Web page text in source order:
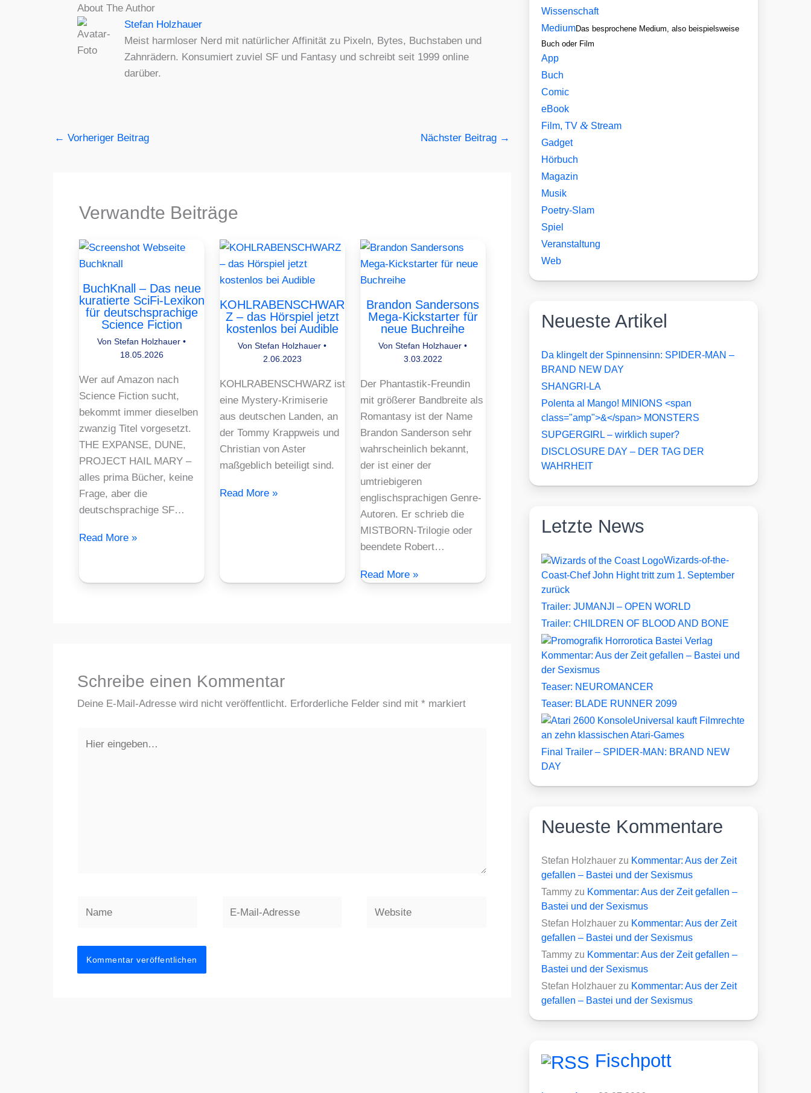
About The Author
Stefan Holzhauer
Meist harmloser Nerd mit natürlicher Affinität zu Pixeln, Bytes, Buchstaben und
Zahnrädern. Konsumiert zuviel SF und Fantasy und schreibt seit 1999 online
darüber.
← Vorheriger Beitrag Nächster Beitrag →
Verwandte Beiträge
BuchKnall – Das neue
kuratierte SciFi-Lexikon
für deutschsprachige
Science Fiction
VonStefan Holzhauer•
18.05.2026
Wer auf Amazon nach
Science Fiction sucht,
bekommt immer dieselben
zwanzig Titel vorgesetzt.
THE EXPANSE, DUNE,
PROJECT HAIL MARY –
alles prima Bücher, keine
Frage, aber die
deutschsprachige SF…
Read More »
KOHLRABENSCHWAR
Z – das Hörspiel jetzt
kostenlos bei Audible
VonStefan Holzhauer•
2.06.2023
KOHLRABENSCHWARZ ist
eine Mystery-Krimiserie
aus deutschen Landen, an
der Tommy Krappweis und
Christian von Aster
maßgeblich beteiligt sind.
Read More »
Brandon Sandersons
Mega-Kickstarter für
neue Buchreihe
VonStefan Holzhauer•
3.03.2022
Der Phantastik-Freundin
mit größerer Bandbreite als
Romantasy ist der Name
Brandon Sanderson sehr
wahrscheinlich bekannt,
der ist einer der
umtriebigeren
englischsprachigen Genre-
Autoren. Er schrieb die
MISTBORN-Trilogie oder
beendete Robert…
Read More »
Schreibe einen Kommentar
Deine E-Mail-Adresse wird nicht veröffentlicht. Erforderliche Felder sind mit * markiert
eingeben…
Mail-
Wissenschaft
MediumDas besprochene Medium, also beispielsweise
Buch oder Film
App
Buch
Comic
eBook
Film, TV& Stream
Gadget
Hörbuch
Magazin
Musik
Poetry-Slam
Spiel
Veranstaltung
Web
Neueste Artikel
Da klingelt der Spinnensinn: SPIDER-MAN –
BRAND NEW DAY
SHANGRI-LA
Polenta al Mango! MINIONS <span
class="amp">&</span> MONSTERS
SUPGERGIRL – wirklich super?
DISCLOSURE DAY – DER TAG DER
WAHRHEIT
Letzte News
Wizards-of-the-
Coast-Chef John Hight tritt zum 1. September
zurück
Trailer: JUMANJI – OPEN WORLD
Trailer: CHILDREN OF BLOOD AND BONE
Kommentar: Aus der Zeit gefallen – Bastei und
der Sexismus
Teaser: NEUROMANCER
Teaser: BLADE RUNNER 2099
Universal kauft Filmrechte
an zehn klassischen Atari-Games
Final Trailer – SPIDER-MAN: BRAND NEW
DAY
Neueste Kommentare
Stefan Holzhauer zu Kommentar: Aus der Zeit
gefallen – Bastei und der Sexismus
Tammy zu Kommentar: Aus der Zeit gefallen –
Bastei und der Sexismus
Stefan Holzhauer zu Kommentar: Aus der Zeit
gefallen – Bastei und der Sexismus
Tammy zu Kommentar: Aus der Zeit gefallen –
Bastei und der Sexismus
Stefan Holzhauer zu Kommentar: Aus der Zeit
gefallen – Bastei und der Sexismus
Fischpott